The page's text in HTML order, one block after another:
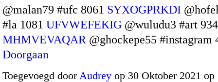
@malan79 #ufc 8061 SYXOGPRKDI
#la 1081 UFVWEFEKIG @wuludu3 #art
MHMVEVAQAR @ghockepe55
Doorgaan
Toegevoegd door Audrey op 30 Oktober 2021